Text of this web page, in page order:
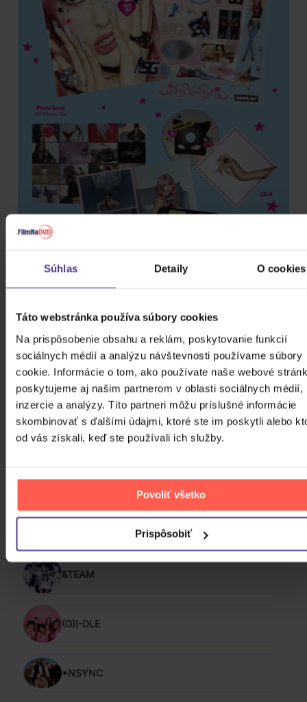
Súhlas Detaily O cookies
Táto webstránka používa súbory cookies
Na prispôsobenie obsahu a reklám, poskytovanie funkcií
sociálnych médií a analýzu návštevnosti používame súbory
cookie. Informácie o tom, ako používate naše webové
poskytujeme aj našim partnerom v oblasti sociálnych médií,
inzercie a analýzy. Títo partneri môžu príslušné informácie
skombinovať s ďalšími údajmi, ktoré ste im poskytli alebo
od vás získali, keď ste používali ich služby.
Povoliť všetko
Prispôsobiť
PODOBNÍ INTERPRETI
&TEAM
(G)I-DLE
*NSYNC